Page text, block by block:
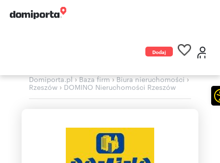
Dodaj
Domiporta.pl›Baza firm›Biura nieruchomości›
Rzeszów › DOMINO Nieruchomości Rzeszów